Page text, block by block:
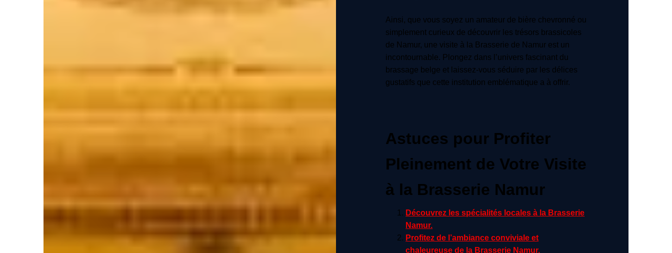
Ainsi, que vous soyez un amateur de bière chevronné ou
simplement curieux de découvrir les trésors brassicoles
de Namur, une visite à la Brasserie de Namur est un
incontournable. Plongez dans l’univers fascinant du
brassage belge et laissez-vous séduire par les délices
gustatifs que cette institution emblématique a à offrir.
Astuces pour Profiter
Pleinement de Votre Visite
à la Brasserie Namur
Découvrez les spécialités locales à la Brasserie
Namur.
Profitez de l’ambiance conviviale et
chaleureuse de la Brasserie Namur.